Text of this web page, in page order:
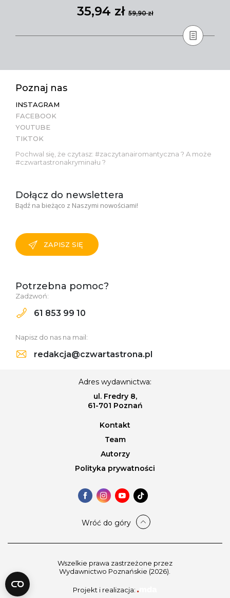
35,94 zł 59,90 zł
Poznaj nas
INSTAGRAM
FACEBOOK
YOUTUBE
TIKTOK
Pochwal się, że czytasz: #zaczytanairomantyczna ? A może
#czwartastronakryminału ?
Dołącz do newslettera
Bądź na bieżąco z Naszymi nowościami!
ZAPISZ SIĘ
Potrzebna pomoc?
Zadzwoń:
61 853 99 10
Napisz do nas na mail:
redakcja@czwartastrona.pl
Adres wydawnictwa:
ul. Fredry 8,
61-701 Poznań
Kontakt
Team
Autorzy
Polityka prywatności
Wróć do góry
Wszelkie prawa zastrzeżone przez
Wydawnictwo Poznańskie (2026).
Projekt i realizacja: